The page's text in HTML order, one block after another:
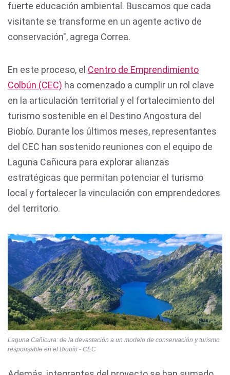
fuerte educación ambiental. Buscamos que cada
visitante se transforme en un agente activo de
conservación", agrega Correa.
En este proceso, el Centro de Emprendimiento
Colbún (CEC) ha comenzado a cumplir un rol clave
en la articulación territorial y el fortalecimiento del
turismo sostenible en el Destino Angostura del
Biobío. Durante los últimos meses, representantes
del CEC han sostenido reuniones con el equipo de
Laguna Cañicura para explorar alianzas
estratégicas que permitan potenciar el turismo
local y fortalecer la vinculación con emprendedores
del territorio.
Laguna Cañicura: de la devastación a un modelo de conservación y turismo
responsable en el Biobío - CEC